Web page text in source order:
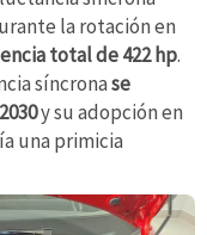
la rotación en
total de 422 hp.
síncronase
y su adopción en
una primicia